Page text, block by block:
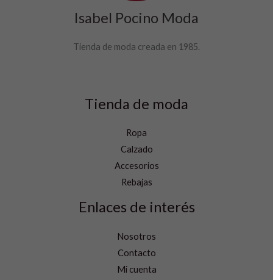
Isabel Pocino Moda
Tienda de moda creada en 1985.
Tienda de moda
Ropa
Calzado
Accesorios
Rebajas
Enlaces de interés
Nosotros
Contacto
Mi cuenta